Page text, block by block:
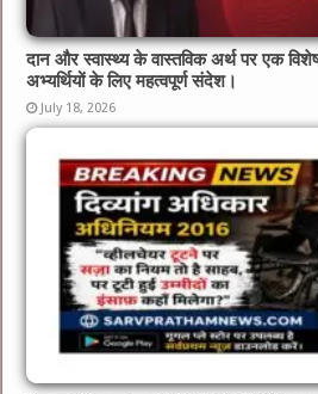
दान और स्वास्थ्य के वास्तविक अर्थ पर एक
अभ्यर्थियों के लिए महत्वपूर्ण संदेश।
July 18, 2026